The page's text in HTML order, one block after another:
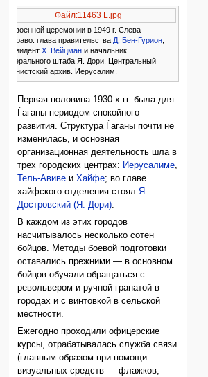
Файл:11463 L.jpg
На военной церемонии в 1949 г. Слева
направо: глава правительства Д. Бен-Гурион,
президент Х. Вейцмани начальник
генерального штаба Я. Дори. Центральный
сионистский архив. Иерусалим.
Первая половина 1930-х гг. была для
Ѓаганы периодом спокойного
развития. Структура Ѓаганы почти не
изменилась, и основная
организационная деятельность шла в
трех городских центрах: Иерусалиме
Тель-Авиве иХайфе; во главе
хайфского отделения стоял Я.
Достровский (Я. Дори)
В каждом из этих городов
насчитывалось несколько сотен
бойцов. Методы боевой подготовки
оставались прежними — в основном
бойцов обучали обращаться с
револьвером и ручной гранатой в
городах и с винтовкой в сельской
местности.
Ежегодно проходили офицерские
курсы, отрабатывалась служба связи
(главным образом при помощи
визуальных средств — флажков,